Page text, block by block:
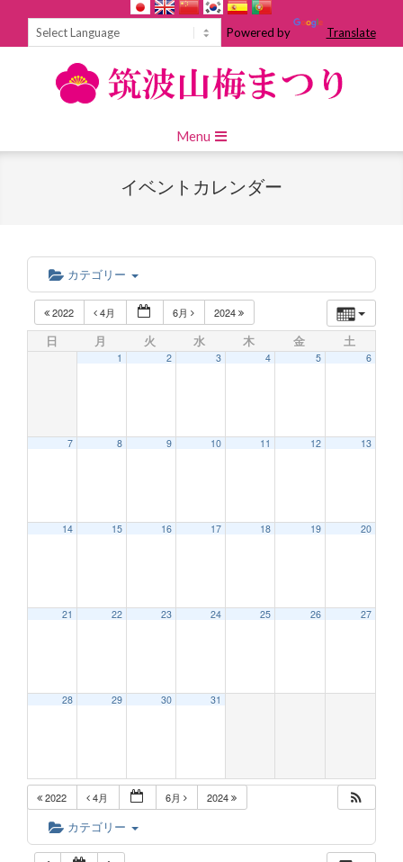
Powered by Translate
Navigation
Menu
イベントカレンダー
カテゴリー
2022 4月 6月 2024
日 月 火 水 木 金 土
1 2 3 4 5 6
7 8 9 10 11 12 13
14 15 16 17 18 19 20
21 22 23 24 25 26 27
28 29 30 31
2022 4月 6月 2024
カテゴリー
2:00 AM
6:00 AM